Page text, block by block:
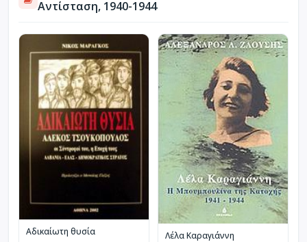
Αντίσταση, 1940-1944
Αδικαίωτη θυσία Λέλα Καραγιάννη